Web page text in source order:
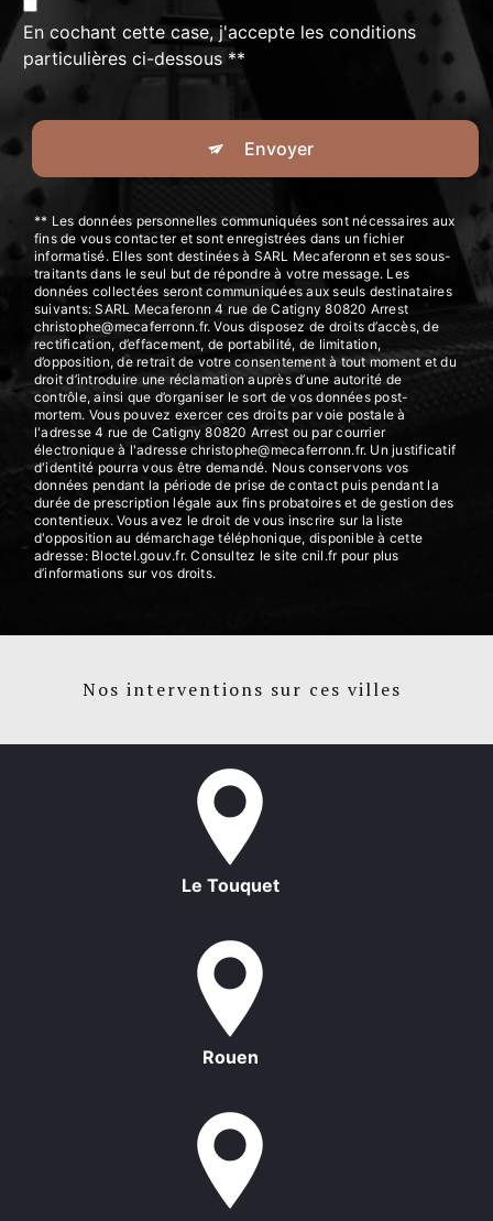
En cochant cette case, j'accepte les conditions
particulières ci-dessous **
Envoyer
** Les données personnelles communiquées sont nécessaires aux
fins de vous contacter et sont enregistrées dans un fichier
informatisé. Elles sont destinées à SARL Mecaferonn et ses sous-
traitants dans le seul but de répondre à votre message. Les
données collectées seront communiquées aux seuls destinataires
suivants: SARL Mecaferonn 4 rue de Catigny 80820 Arrest
christophe@mecaferronn.fr. Vous disposez de droits d’accès, de
rectification, d’effacement, de portabilité, de limitation,
d’opposition, de retrait de votre consentement à tout moment et du
droit d’introduire une réclamation auprès d’une autorité de
contrôle, ainsi que d’organiser le sort de vos données post-
mortem. Vous pouvez exercer ces droits par voie postale à
l'adresse 4 rue de Catigny 80820 Arrest ou par courrier
électronique à l'adresse christophe@mecaferronn.fr. Un justificatif
d'identité pourra vous être demandé. Nous conservons vos
données pendant la période de prise de contact puis pendant la
durée de prescription légale aux fins probatoires et de gestion des
contentieux. Vous avez le droit de vous inscrire sur la liste
d'opposition au démarchage téléphonique, disponible à cette
adresse: Bloctel.gouv.fr. Consultez le site cnil.fr pour plus
d’informations sur vos droits.
Nos interventions sur ces villes
Le Touquet
Rouen